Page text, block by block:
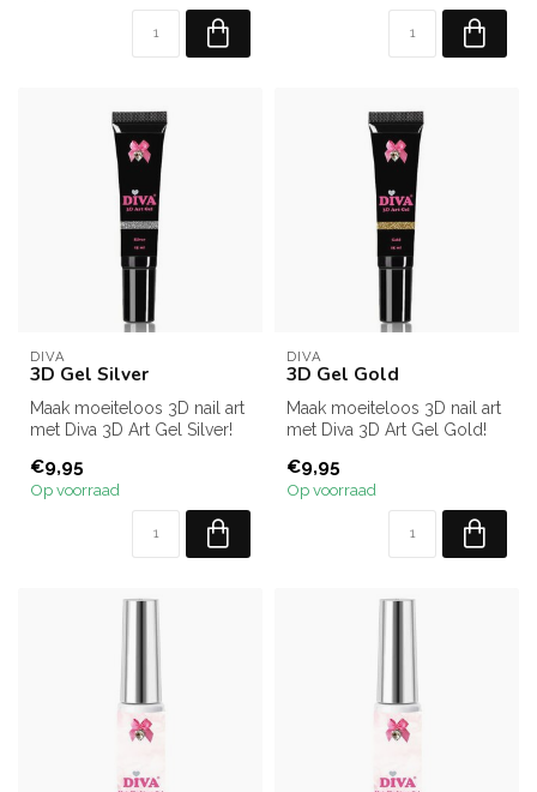
DIVA
3D Gel Silver
Maak moeiteloos 3D nail art
met Diva 3D Art Gel Silver!
€9,95
Op voorraad
DIVA
3D Gel Gold
Maak moeiteloos 3D nail art
met Diva 3D Art Gel Gold!
€9,95
Op voorraad